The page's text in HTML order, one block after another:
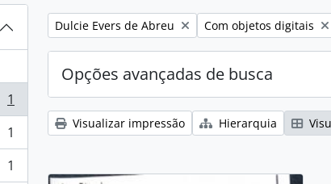
1
1
1
Remover filtro:
Dulcie Evers de Abreu Remover filtro:
Com objetos digitais
Opções avançadas de busca
Visualizar impressão Hierarquia